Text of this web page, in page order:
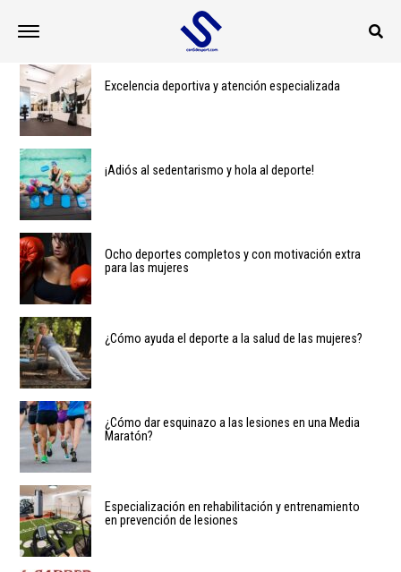
Excelencia deportiva y atención especializada
¡Adiós al sedentarismo y hola al deporte!
Ocho deportes completos y con motivación extra
para las mujeres
¿Cómo ayuda el deporte a la salud de las mujeres?
¿Cómo dar esquinazo a las lesiones en una Media
Maratón?
Especialización en rehabilitación y entrenamiento
en prevención de lesiones